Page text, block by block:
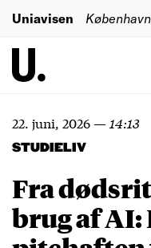
Uniavisen
22. juni, 2026— 14:13
STUDIELIV
Fra
brug af AI: